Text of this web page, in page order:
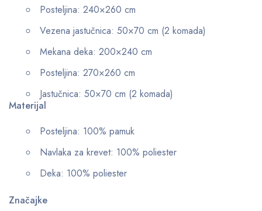
Posteljina: 240×260 cm
Vezena jastučnica: 50×70 cm (2 komada)
Mekana deka: 200×240 cm
Posteljina: 270×260 cm
Jastučnica: 50×70 cm (2 komada)
Materijal
Posteljina: 100% pamuk
Navlaka za krevet: 100% poliester
Deka: 100% poliester
Značajke